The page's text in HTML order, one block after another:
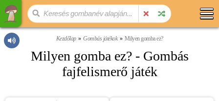
Kezdőlap Gombás játékok Milyen gomba ez?
Milyen gomba ez? - Gombás
fajfelismerő játék